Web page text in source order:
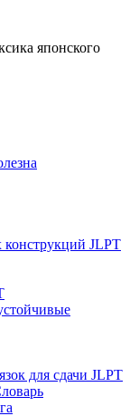
японского
конструкций JLPT
для сдачи JLPT